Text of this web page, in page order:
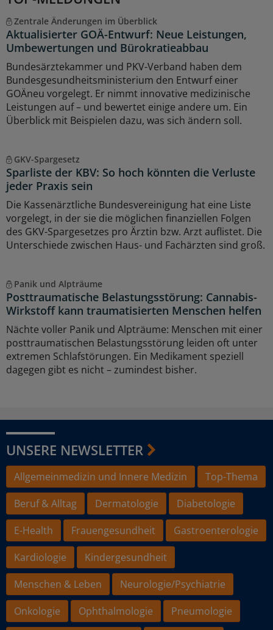
Zentrale Änderungen im Überblick
Aktualisierter GOÄ-Entwurf: Neue Leistungen,
Umbewertungen und Bürokratieabbau
Bundesärztekammer und PKV-Verband haben dem
Bundesgesundheitsministerium den Entwurf einer
GOÄneu vorgelegt. Er nimmt innovative medizinische
Leistungen auf – und bewertet einige andere um. Ein
Überblick mit Beispielen dazu, was sich ändern soll.
GKV-Spargesetz
Sparliste der KBV: So hoch könnten die Verluste
jeder Praxis sein
Die Kassenärztliche Bundesvereinigung hat eine Liste
vorgelegt, in der sie die möglichen finanziellen Folgen
des GKV-Spargesetzes pro Ärztin bzw. Arzt auflistet. Die
Unterschiede zwischen Haus- und Fachärzten sind groß.
Panik und Alpträume
Posttraumatische Belastungsstörung: Cannabis-
Wirkstoff kann traumatisierten Menschen helfen
Nächte voller Panik und Alpträume: Menschen mit einer
posttraumatischen Belastungsstörung leiden oft unter
extremen Schlafstörungen. Ein Medikament speziell
dagegen gibt es nicht – zumindest bisher.
UNSERE NEWSLETTER
Allgemeinmedizin und Innere Medizin
Top-Thema
Beruf & Alltag
Dermatologie
Diabetologie
E-Health
Frauengesundheit
Gastroenterologie
Kardiologie
Kindergesundheit
Menschen & Leben
Neurologie/Psychiatrie
Onkologie
Ophthalmologie
Pneumologie